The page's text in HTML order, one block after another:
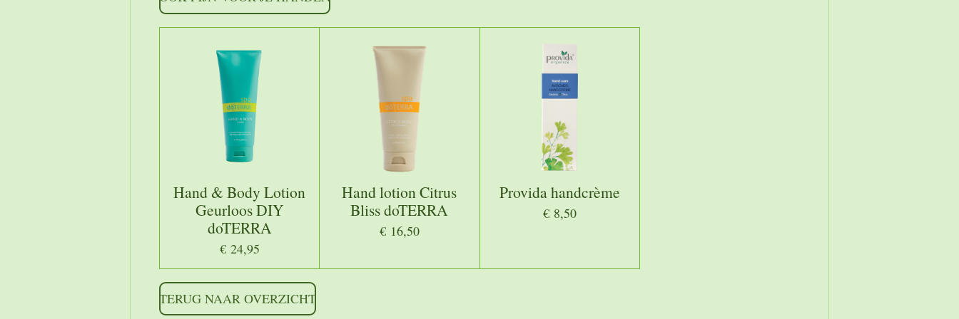
Hand & Body Lotion
Geurloos DIY
doTERRA
€ 24,95
Hand lotion Citrus
Bliss doTERRA
€ 16,50
Provida handcrème
€ 8,50
TERUG NAAR OVERZICHT